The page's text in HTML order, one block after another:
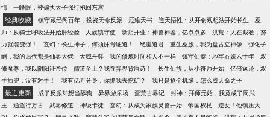
情
一睁眼，被偏执太子强行抱回东宫
经典收藏 镇守藏经阁百年，投资天命反派 厄难天书 逆天悟性：从开创观想法开始长生
巫
师：从骑士呼吸法开始肝经验
人族镇守使 新店开业：神兽神器，亿点点多
洪荒：人在截教，努
力就能变强！
玄幻：长生神子，何须妹骨证道！ 绝世道君 重生巫族，我为盘古立神像
强化子
嗣，我的后代都是仙界大佬
天域丹尊 我的修炼时间和人不一样 镇守仙秦：地牢吞妖六十年
双
修魔尊，我以阴阳证帝位
儒道至上？我在异界背唐诗！ 长生仙族，从小符师开始
亿倍返还：双
手插兜，没有对手！
我有亿万分身，你抓我去挖矿？ 我只是抢个机缘，怎么成天命之子
最近更新 成了反派却想当舔狗 异界游乐场 蛮荒古界记
封神：拜师元始，我竟成了周武
王
逍遥行万古 武界修道 神级卡徒 玄幻：从成为家族灵兽开始 帝国权杖
逆女！他镇压大